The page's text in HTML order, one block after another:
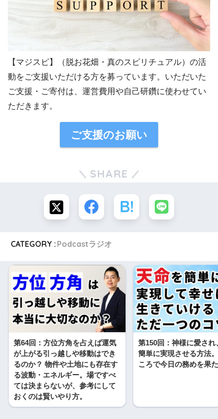
【マジスピ】（脱お花畑・真のスピリチュアル）の活
動をご支援いただける方を募っています。いただいた
ご支援・ご寄付は、運営費用や自己研鑽に使わせてい
ただきます。
ご支援のお願い
SHARE
CATEGORY : Podcastラジオ
第64回：方位方角を占えば運気
が上がる引っ越しや移動はでき
るのか？ 物件や土地にも存在す
る波動・エネルギー。場ですべ
ては決まらないが、参考にして
おくのは賢いやり方。
第150回：神様に愛され
簡単に実現させる方法
ころで今日の務めを果